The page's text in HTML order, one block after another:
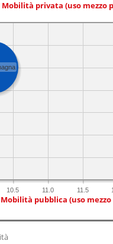
Mobilità privata (uso mezzo
10.5 11.0 11.5
Mobilità pubblica (uso